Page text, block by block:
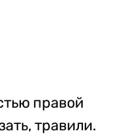
правой
травили.